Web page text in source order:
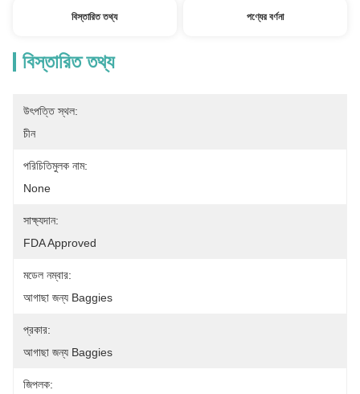
বিস্তারিত তথ্য পণ্যের বর্ণনা
বিস্তারিত তথ্য
উৎপত্তি স্থল:
চীন
পরিচিতিমুলক নাম:
None
সাক্ষ্যদান:
FDA Approved
মডেল নম্বার:
আগাছা জন্য Baggies
প্রকার:
আগাছা জন্য Baggies
জিপলক: